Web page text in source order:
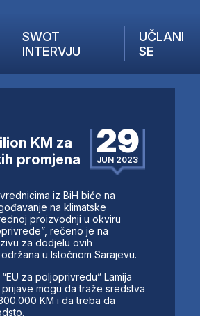
SWOT
INTERVJU
UČLANI
SE
KM za
promjena
29
JUN 2023
iz BiH biće na
na klimatske
proizvodnji u okviru
rečeno je na
za dodjelu ovih
u Istočnom Sarajevu.
za poljoprivredu” Lamija
mogu da traže sredstva
KM i da treba da